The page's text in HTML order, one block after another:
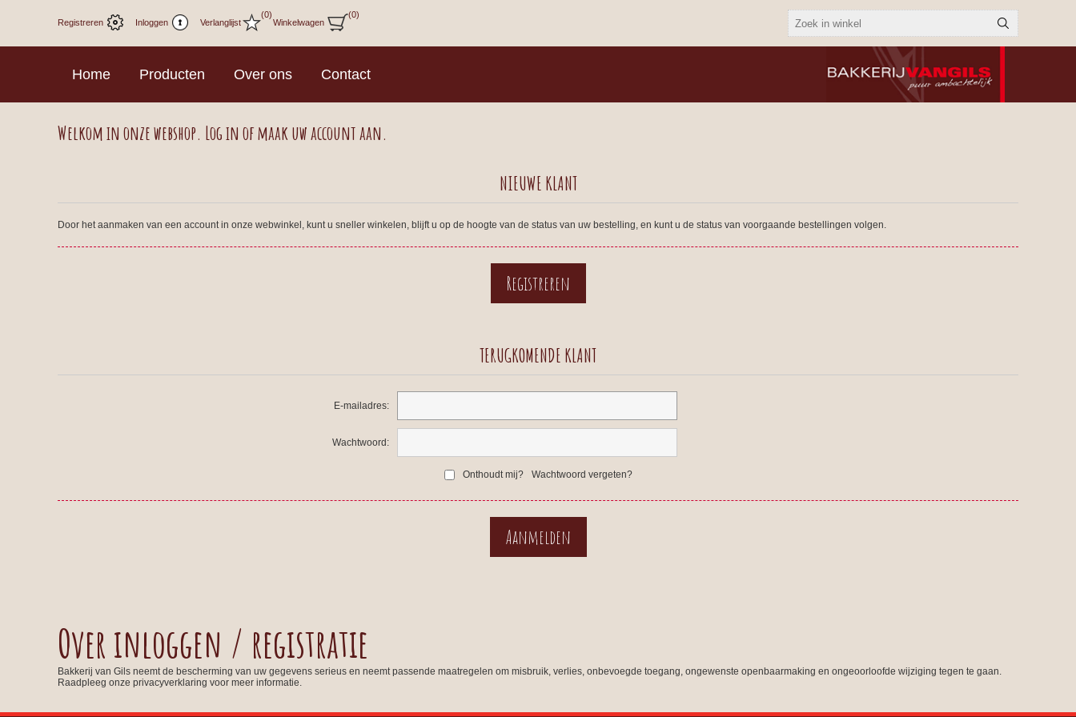
Registreren Inloggen Verlanglijst
(0)
Winkelwagen
(0)
Home Producten Over ons Contact
Welkom in onze webshop. Log in of maak uw account aan.
NIEUWE KLANT
Door het aanmaken van een account in onze webwinkel, kunt u sneller winkelen, blijft u op de hoogte van de status van uw bestelling, en kunt u de status van voorgaande bestellingen volgen.
TERUGKOMENDE KLANT
E-mailadres:
Wachtwoord:
Onthoudt mij? Wachtwoord vergeten?
Over inloggen / registratie
Bakkerij van Gils neemt de bescherming van uw gegevens serieus en neemt passende maatregelen om misbruik, verlies, onbevoegde toegang, ongewenste openbaarmaking en ongeoorloofde wijziging tegen te gaan.
Raadpleeg onze privacyverklaring voor meer informatie.